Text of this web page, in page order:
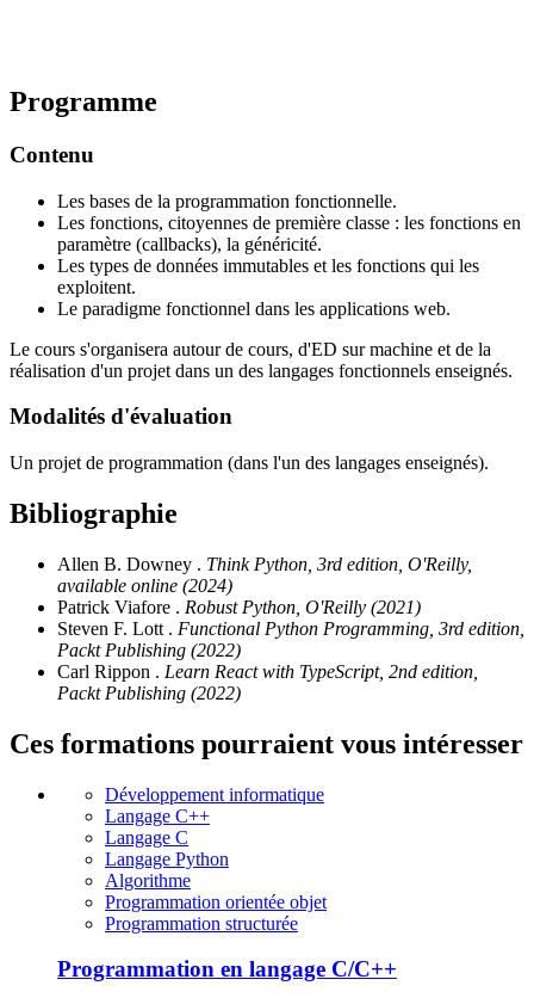
Programme
Contenu
Les bases de la programmation fonctionnelle.
Les fonctions, citoyennes de première classe : les fonctions en
paramètre (callbacks), la généricité.
Les types de données immutables et les fonctions qui les
exploitent.
Le paradigme fonctionnel dans les applications web.
Le cours s'organisera autour de cours, d'ED sur machine et de la
réalisation d'un projet dans un des langages fonctionnels enseignés.
Modalités d'évaluation
Un projet de programmation (dans l'un des langages enseignés).
Bibliographie
Allen B. Downey . Think Python, 3rd edition, O'Reilly,
available online (2024)
Patrick Viafore . Robust Python, O'Reilly (2021)
Steven F. Lott . Functional Python Programming, 3rd edition,
Packt Publishing (2022)
Carl Rippon . Learn React with TypeScript, 2nd edition,
Packt Publishing (2022)
Ces formations pourraient vous intéresser
Développement informatique
Langage C++
Langage C
Langage Python
Algorithme
Programmation orientée objet
Programmation structurée
Programmation en langage C/C++